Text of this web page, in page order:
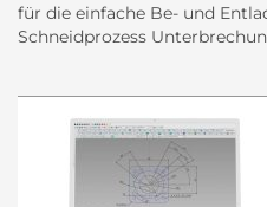
für die einfache Be- und
Schneidprozess